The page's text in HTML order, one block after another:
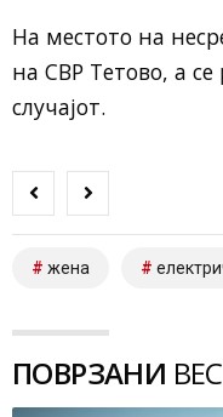
На местото на
на СВР Тетово, а
случајот.
жена
ПОВРЗАНИ